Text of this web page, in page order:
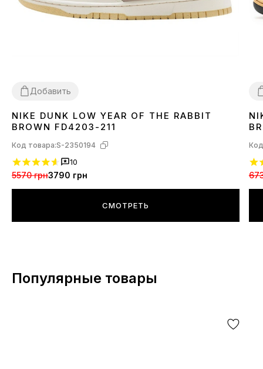
Добавить
3637 383940 41
NIKE DUNK LOW YEAR OF THE RABBIT
BROWN FD4203-211
Код товара:S-2350194
10
5570 грн3790 грн
СМОТРЕТЬ
Популярные товары